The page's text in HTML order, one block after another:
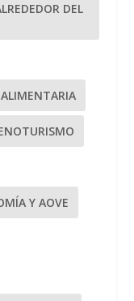
DEL
Y AOVE